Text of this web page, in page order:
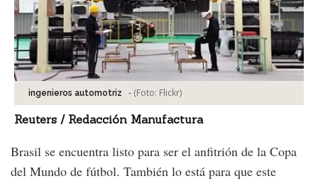
ingenieros automotriz - (Foto: Flickr)
Reuters / Redacción Manufactura
Brasil se encuentra listo para ser el anfitrión de la Copa
del Mundo de fútbol. También lo está para que este